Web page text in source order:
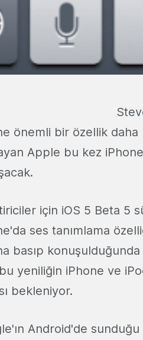
önemli bir özellik daha
Apple bu kez
için iOS 5 Beta 5
ses tanımlama
basıp
yeniliğin iPhone ve
bekleniyor.
Android'de